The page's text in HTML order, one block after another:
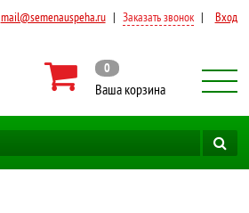
mail@semenauspeha.ru | Заказать звонок | Вход
0
Ваша корзина